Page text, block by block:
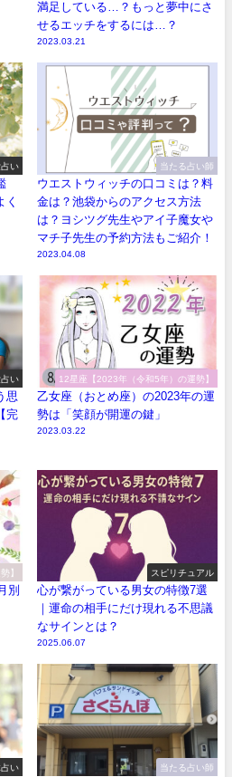
満足している…？もっと夢中にさ
せるエッチをするには…？
2023.03.21
い
く
当たる占い師
ウエストウィッチの口コミは？料
金は？池袋からのアクセス方法
は？ヨシツグ先生やアイ子魔女や
マチ子先生の予約方法もご紹介！
2023.04.08
い
思
完
12星座【2023年（令和5年）の運勢】
乙女座（おとめ座）の2023年の運
勢は「笑顔が開運の鍵」
2023.03.22
】
別
スピリチュアル
心が繋がっている男女の特徴7選
｜運命の相手にだけ現れる不思議
なサインとは？
2025.06.07
い 当たる占い師